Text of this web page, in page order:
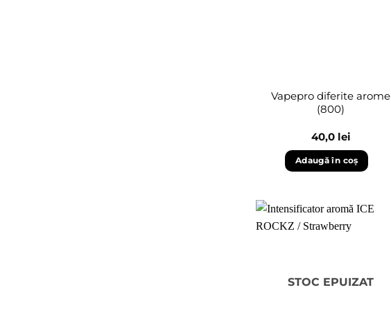
Vapepro diferite arome
(800)
40,0 lei
Adaugă în coș
STOC EPUIZAT